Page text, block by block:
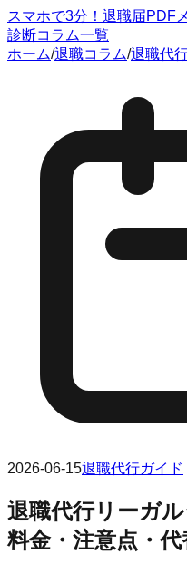
スマホで3分！退職届PDF
診断コラム一覧
ホーム/退職コラム/退職代
2026-06-15退職代行ガイド
退職代行リーガ
料金・注意点・